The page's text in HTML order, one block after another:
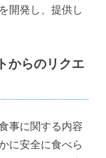
開発し、提供し
からのリクエ
事に関する内容
に安全に食べら